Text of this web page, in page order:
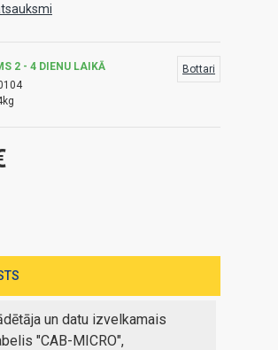
2 - 4 DIENU LAIKĀ
Bottari
un datu izvelkamais
"CAB-MICRO",